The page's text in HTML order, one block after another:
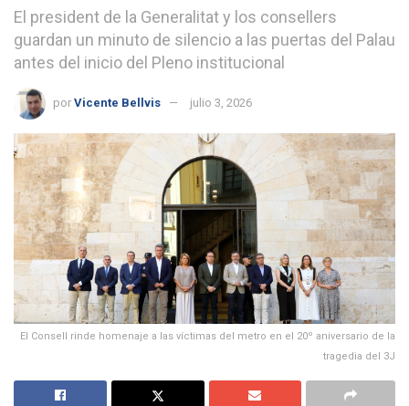
El president de la Generalitat y los consellers
guardan un minuto de silencio a las puertas del Palau
antes del inicio del Pleno institucional
por Vicente Bellvis julio 3, 2026
El Consell rinde homenaje a las víctimas del metro en el 20º aniversario de la
tragedia del 3J